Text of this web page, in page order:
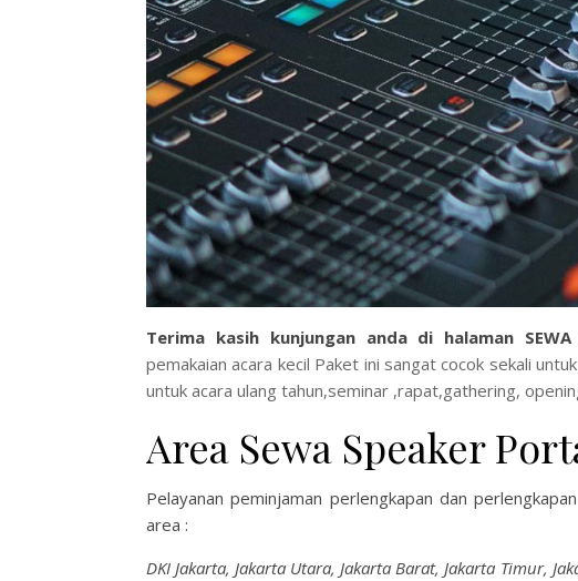
Terima kasih kunjungan anda di halaman S
pemakaian acara kecil Paket ini sangat cocok sekali
untuk acara ulang tahun,seminar ,rapat,gathering,
Area Sewa Speaker
Pelayanan peminjaman perlengkapan dan perlengkapan
area :
DKI Jakarta, Jakarta Utara, Jakarta Barat, Jakarta Timur,